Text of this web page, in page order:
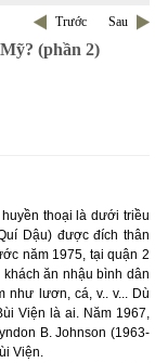
Trước Sau
(phần 2)
thoại là dưới triều
Dậu) được đích thân
năm 1975, tại quận 2
ăn nhậu bình dân
như lươn, cá, v.. v... Dù
Viện là ai. Năm 1967,
B. Johnson (1963-
Viện.